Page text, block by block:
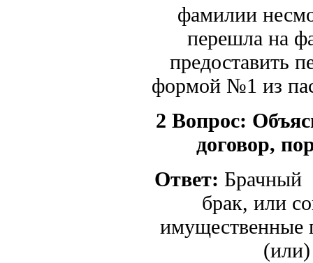
фамилии
перешла на
предоставить
формой №1 из
2 Вопрос:
договор,
Ответ: Брачный
брак, или
имущественные